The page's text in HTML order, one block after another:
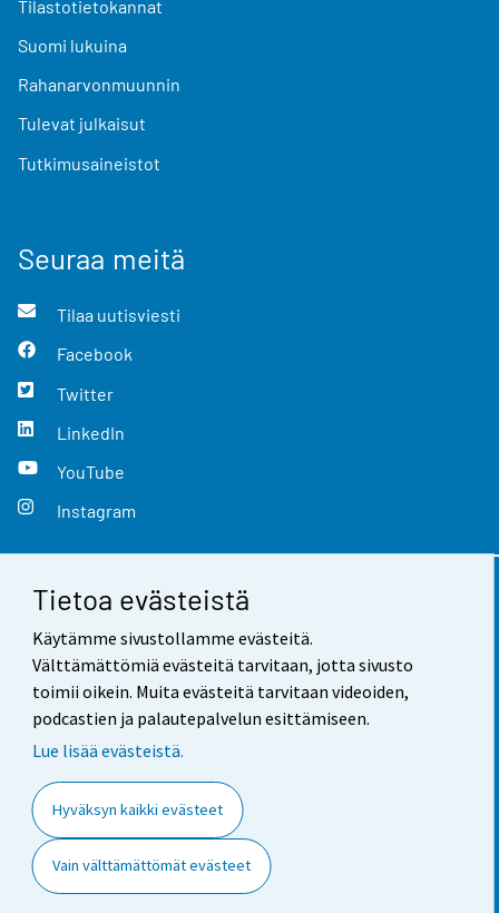
Tietoa evästeistä
Käytämme sivustollamme evästeitä.
Välttämättömiä evästeitä tarvitaan, jotta sivusto
toimii oikein. Muita evästeitä tarvitaan videoiden,
podcastien ja palautepalvelun esittämiseen.
Lue lisää evästeistä.
Hyväksyn kaikki evästeet
Vain välttämättömät evästeet
Tilastotietokannat
Suomi lukuina
Rahanarvonmuunnin
Tulevat julkaisut
Tutkimusaineistot
Seuraa meitä
Tilaa uutisviesti
Facebook
Twitter
LinkedIn
YouTube
Instagram
Yhteystiedot
Palaute
Käyttöehdot
Saavutettavuus
Tietoa sivustosta
Evästeasetukset